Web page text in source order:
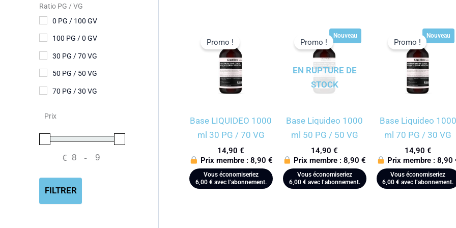
Ratio PG / VG
0 PG / 100 GV
100 PG / 0 GV
30 PG / 70 VG
50 PG / 50 VG
70 PG / 30 VG
Prix
€ Minimum Price
-Maximum Price
FILTRER
Promo !
Base LIQUIDEO 1000
ml 30 PG / 70 VG
14,90€
Prix membre : 8,90 €
Vous économiseriez
6,00 €avec l’abonnement.
Nouveau
EN RUPTURE DE
STOCK
Promo !
Base Liquideo 1000
ml 50 PG / 50 VG
14,90€
Prix membre :8,90€
Vous économiseriez
6,00 €avec l’abonnement.
Nouveau
Promo !
Base Liquideo 1000
ml 70 PG / 30 VG
14,90 €
Prix membre :8,90
Vous économiseriez
6,00€ avec l’abonnement.